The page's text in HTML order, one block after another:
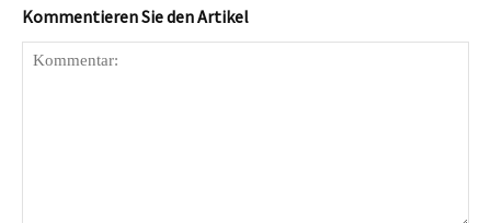
Kommentieren Sie den Artikel